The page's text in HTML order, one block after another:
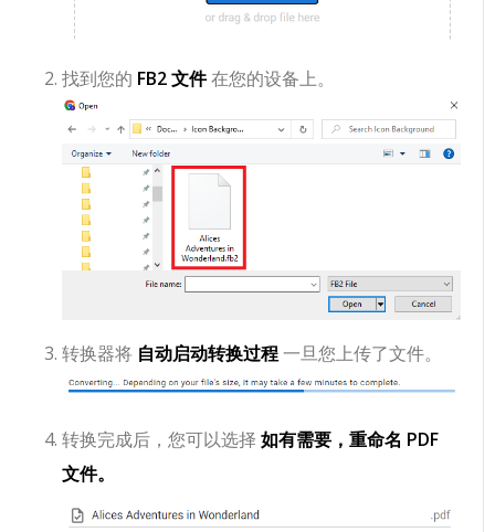
找到您的 FB2 文件在您的设备上。
转换器将 自动启动转换过程一旦您上传了文件。
转换完成后，您可以选择如有需要，重命名 PDF
文件。